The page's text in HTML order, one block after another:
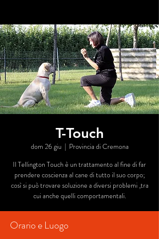
T-Touch
dom 26 giu
  |
Provincia di Cremona
Il Tellington Touch è un trattamento al fine di far
prendere coscienza al cane di tutto il suo corpo;
così si può trovare soluzione a diversi problemi ,tra
cui anche quelli comportamentali.
Orario e Luogo